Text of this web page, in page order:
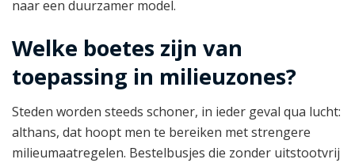
naar een duurzamer model.
Welke boetes zijn van
toepassing in milieuzones?
Steden worden steeds schoner, in ieder geval qua lucht:
althans, dat hoopt men te bereiken met strengere
milieumaatregelen. Bestelbusjes die zonder uitstootvrij